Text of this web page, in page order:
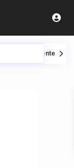
Siguiente